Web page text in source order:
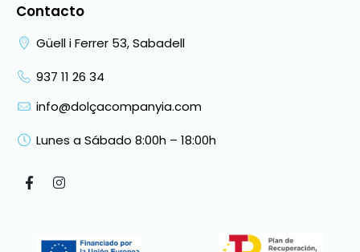
Contacto
Güell i Ferrer 53, Sabadell
937 11 26 34
info@dolçacompanyia.com
Lunes a Sábado 8:00h – 18:00h